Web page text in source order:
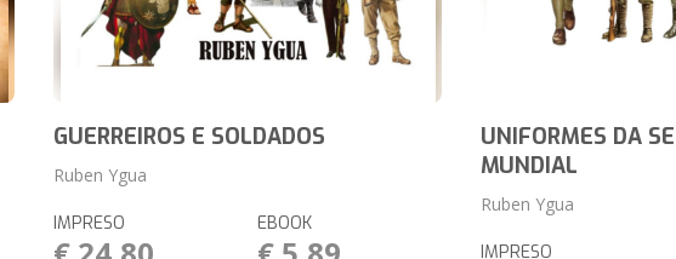
GUERREIROS E SOLDADOS
Ruben Ygua
IMPRESO EBOOK
UNIFORMES DA
MUNDIAL
Ruben Ygua
IMPRESO